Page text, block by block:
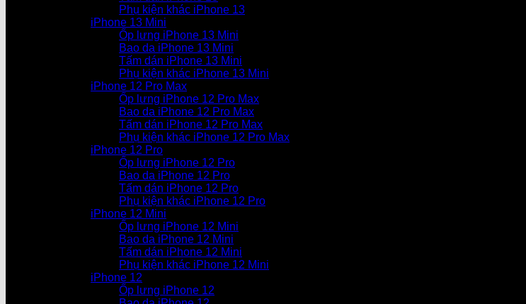
Phụ kiện khác iPhone 13
iPhone 13 Mini
Ốp lưng iPhone 13 Mini
Bao da iPhone 13 Mini
Tấm dán iPhone 13 Mini
Phụ kiện khác iPhone 13 Mini
iPhone 12 Pro Max
Ốp lưng iPhone 12 Pro Max
Bao da iPhone 12 Pro Max
Tấm dán iPhone 12 Pro Max
Phụ kiện khác iPhone 12 Pro Max
iPhone 12 Pro
Ốp lưng iPhone 12 Pro
Bao da iPhone 12 Pro
Tấm dán iPhone 12 Pro
Phụ kiện khác iPhone 12 Pro
iPhone 12 Mini
Ốp lưng iPhone 12 Mini
Bao da iPhone 12 Mini
Tấm dán iPhone 12 Mini
Phụ kiện khác iPhone 12 Mini
iPhone 12
Ốp lưng iPhone 12